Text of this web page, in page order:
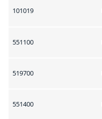
101019
551100
519700
551400